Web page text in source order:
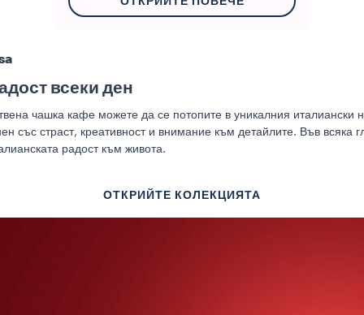
всеки ден
чашка кафе можете да се потопите в уникалния италиански
със страст, креативност и внимание към детайлите. Във всяка
радост към живота.
ОТКРИЙТЕ КОЛЕКЦИЯТА